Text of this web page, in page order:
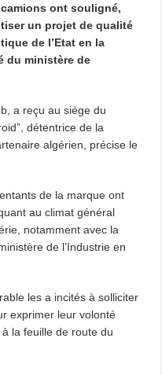
ont souligné,
un projet de qualité
de l’Etat en la
du ministère de
a reçu au siège du
détentrice de la
algérien, précise le
de la marque ont
au climat général
notamment avec la
de l’Industrie en
les a incités à solliciter
exprimer leur volonté
la feuille de route du